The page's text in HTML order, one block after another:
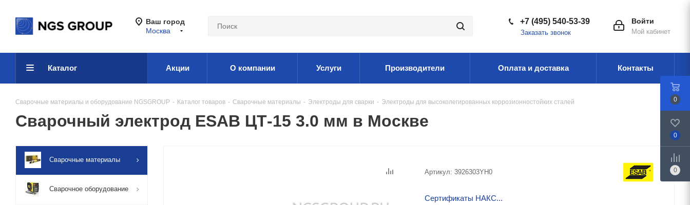
Ваш город
Москва
Войти
Мой кабинет
+7 (495) 540-53-39
Заказать звонок
Каталог Акции О компании Услуги Производители Оплата и доставка Контакты
Сварочные материалы и оборудование NGSGROUP - Каталог товаров - Сварочные материалы - Электроды для сварки - Электроды для высоколегированных коррозионностойких сталей
Сварочный электрод ESAB ЦТ-15 3.0 мм в Москве
Артикул: 3926303YH0
Сертификаты НАКС...
Сварочные материалы
Сварочное оборудование
0
0
0